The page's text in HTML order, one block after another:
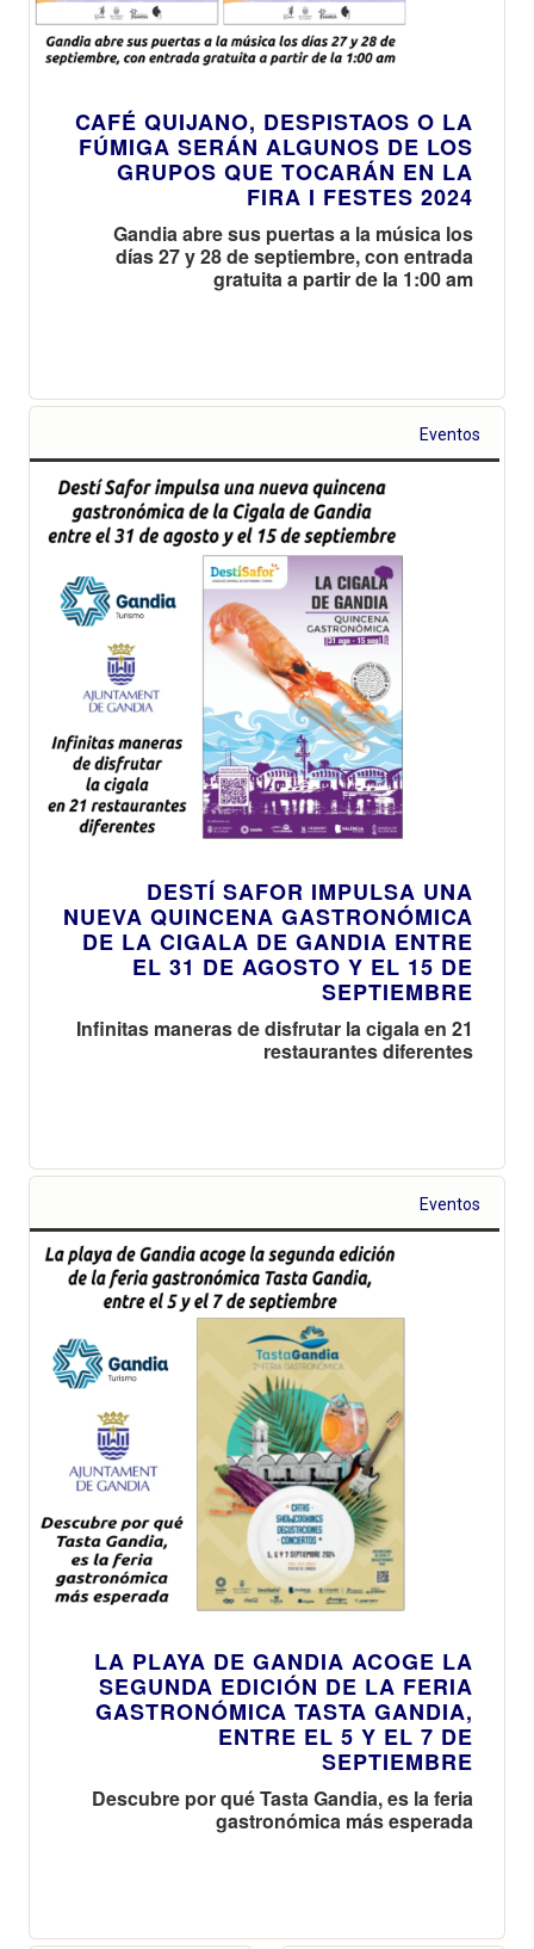
CAFÉ QUIJANO, DESPISTAOS O LA
FÚMIGA SERÁN ALGUNOS DE LOS
GRUPOS QUE TOCARÁN EN LA
FIRA I FESTES 2024
Gandia abre sus puertas a la música los
días 27 y 28 de septiembre, con entrada
gratuita a partir de la 1:00 am
Eventos
DESTÍ SAFOR IMPULSA UNA
NUEVA QUINCENA GASTRONÓMICA
DE LA CIGALA DE GANDIA ENTRE
EL 31 DE AGOSTO Y EL 15 DE
SEPTIEMBRE
Infinitas maneras de disfrutar la cigala en 21
restaurantes diferentes
Eventos
LA PLAYA DE GANDIA ACOGE LA
SEGUNDA EDICIÓN DE LA FERIA
GASTRONÓMICA TASTA GANDIA,
ENTRE EL 5 Y EL 7 DE
SEPTIEMBRE
Descubre por qué Tasta Gandia, es la feria
gastronómica más esperada